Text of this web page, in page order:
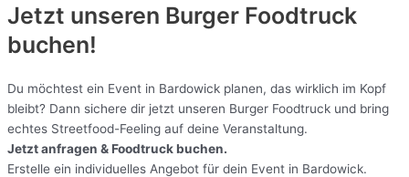
Jetzt unseren Burger Foodtruck
buchen!
Du möchtest ein Event in Bardowick planen, das wirklich im Kopf
bleibt? Dann sichere dir jetzt unseren Burger Foodtruck und bring
echtes Streetfood-Feeling auf deine Veranstaltung.
Jetzt anfragen & Foodtruck buchen.
Erstelle ein individuelles Angebot für dein Event in Bardowick.